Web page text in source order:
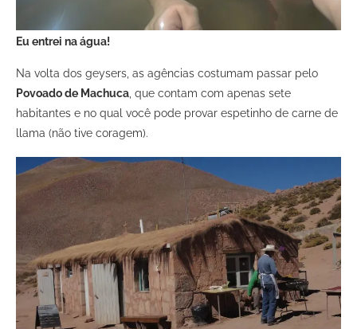
Eu entrei na água!
Na volta dos geysers, as agências costumam passar pelo
Povoado de Machuca , que contam com apenas sete
habitantes e no qual você pode provar espetinho de carne de
llama (não tive coragem).